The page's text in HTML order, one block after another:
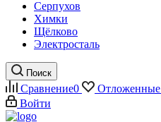
Серпухов
Химки
Щёлково
Электросталь
Поиск
Сравнение0 Отложенные
Войти